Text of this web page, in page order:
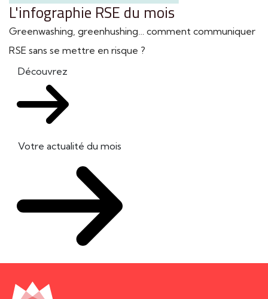
L'infographie RSE du mois
Greenwashing, greenhushing… comment communiquer
RSE sans se mettre en risque ?
Découvrez
Votre actualité du mois